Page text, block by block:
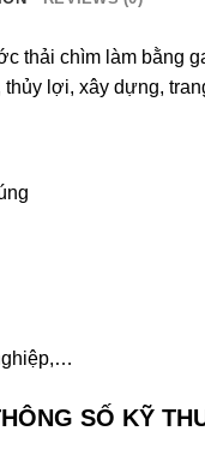
thải chìm làm bằng
lợi, xây dựng,
SỐ KỸ